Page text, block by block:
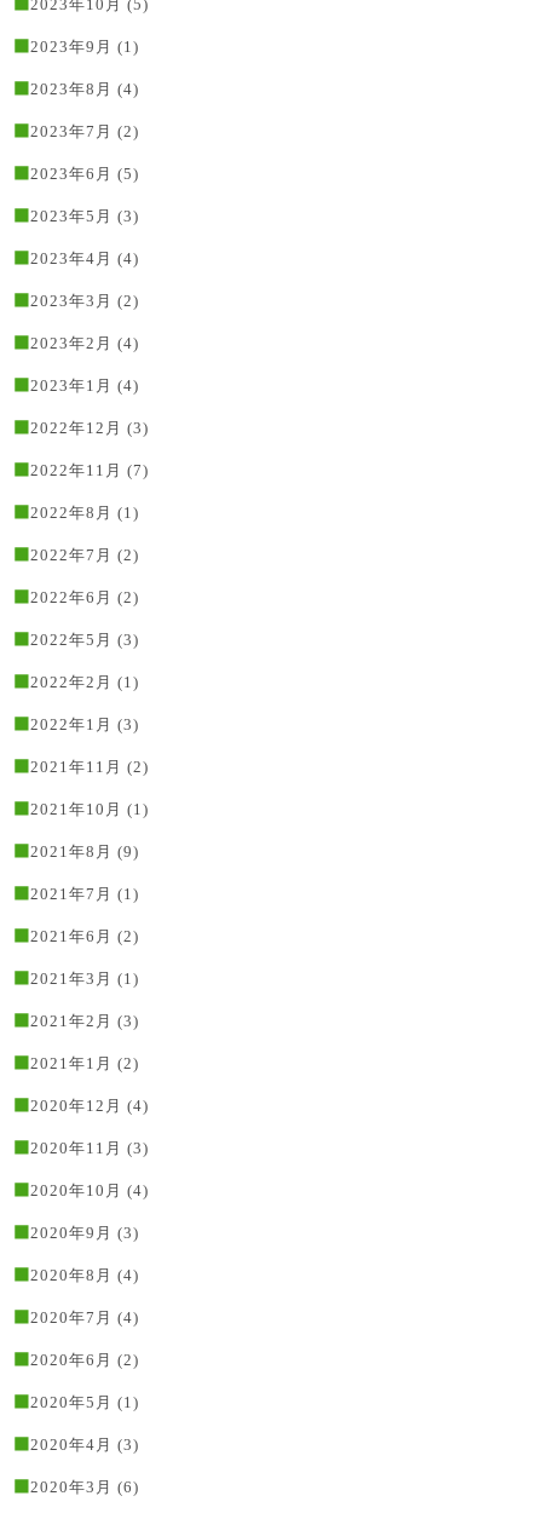
2023年10月 (5)
2023年9月 (1)
2023年8月 (4)
2023年7月 (2)
2023年6月 (5)
2023年5月 (3)
2023年4月 (4)
2023年3月 (2)
2023年2月 (4)
2023年1月 (4)
2022年12月 (3)
2022年11月 (7)
2022年8月 (1)
2022年7月 (2)
2022年6月 (2)
2022年5月 (3)
2022年2月 (1)
2022年1月 (3)
2021年11月 (2)
2021年10月 (1)
2021年8月 (9)
2021年7月 (1)
2021年6月 (2)
2021年3月 (1)
2021年2月 (3)
2021年1月 (2)
2020年12月 (4)
2020年11月 (3)
2020年10月 (4)
2020年9月 (3)
2020年8月 (4)
2020年7月 (4)
2020年6月 (2)
2020年5月 (1)
2020年4月 (3)
2020年3月 (6)